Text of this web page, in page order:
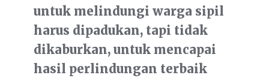
untuk melindungi warga sipil
harus dipadukan, tapi tidak
dikaburkan, untuk mencapai
hasil perlindungan terbaik